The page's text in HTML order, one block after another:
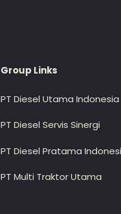
Group Links
PT Diesel Utama Indonesia
PT Diesel Servis Sinergi
PT Diesel Pratama
PT Multi Traktor Utama